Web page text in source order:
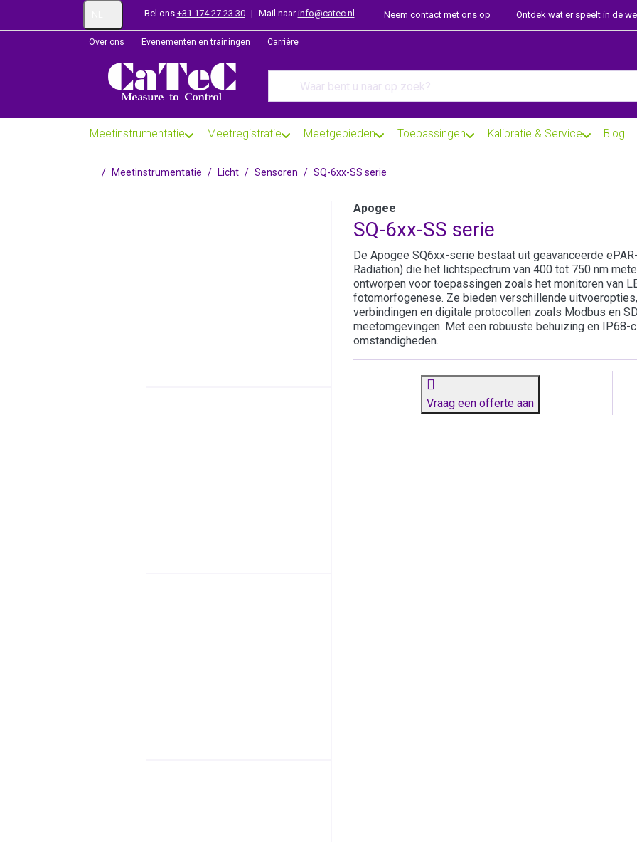
Bel ons +31 174 27 23 30 | Mail naarinfo@catec.nl Neem contact met ons op Ontdek wat er speelt in de
Over ons Evenementen en trainingen Carrière
Meetinstrumentatie Meetregistratie Meetgebieden Toepassingen Kalibratie & Service Blog
Startpagina
Meetinstrumentatie Licht Sensoren SQ-6xx-SS serie
Apogee
SQ-6xx-SS serie
De Apogee SQ6xx-serie bestaat uit geavanceerde
Radiation) die het lichtspectrum van 400 tot 750 nm
ontworpen voor toepassingen zoals het monitoren van
fotomorfogenese. Ze bieden verschillende
verbindingen en digitale protocollen zoals Modbus en
meetomgevingen. Met een robuuste behuizing en
omstandigheden.
Vraag een offerte aan